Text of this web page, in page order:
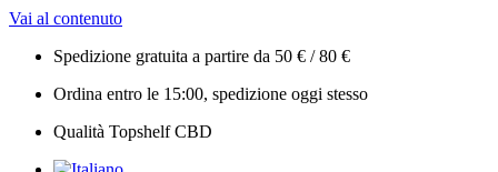
Vai al contenuto
Spedizione gratuita a partire da 50 € / 80 €
Ordina entro le 15:00, spedizione oggi stesso
Qualità Topshelf CBD